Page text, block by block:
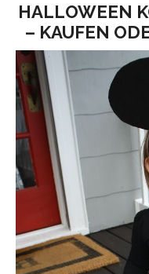
HALLOWEEN
– KAUFEN